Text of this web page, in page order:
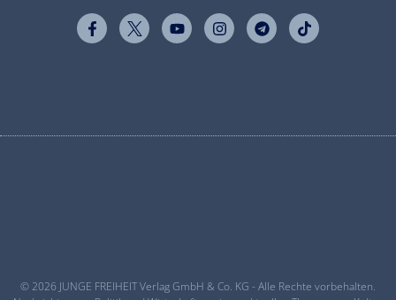
© 2026 JUNGE FREIHEIT Verlag GmbH & Co. KG - Alle Rechte vorbehalten.